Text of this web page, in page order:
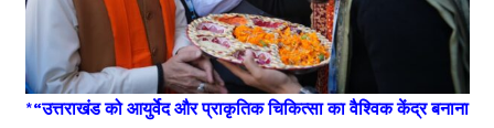
*“उत्तराखंड को आयुर्वेद और प्राकृतिक चिकित्सा का वैश्विक केंद्र बनाना